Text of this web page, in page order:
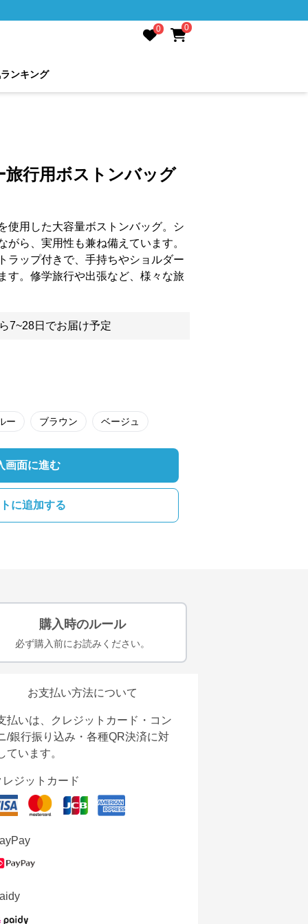
0 0
ランキング
旅行用ボストンバッグ
使用した大容量ボストンバッグ。シ
がら、実用性も兼ね備えています。
ラップ付きで、手持ちやショルダー
す。修学旅行や出張など、様々な旅
7~28日でお届け予定
ー ブラウン ベージュ
画面に進む
に追加する
購入時のルール
必ず購入前にお読みください。
お支払い方法について
払いは、クレジットカード・コン
/銀行振り込み・各種QR決済に対
ています。
レジットカード